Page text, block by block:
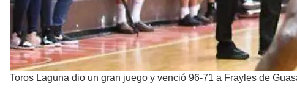
Toros Laguna dio un gran juego y venció 96-71 a Frayles de